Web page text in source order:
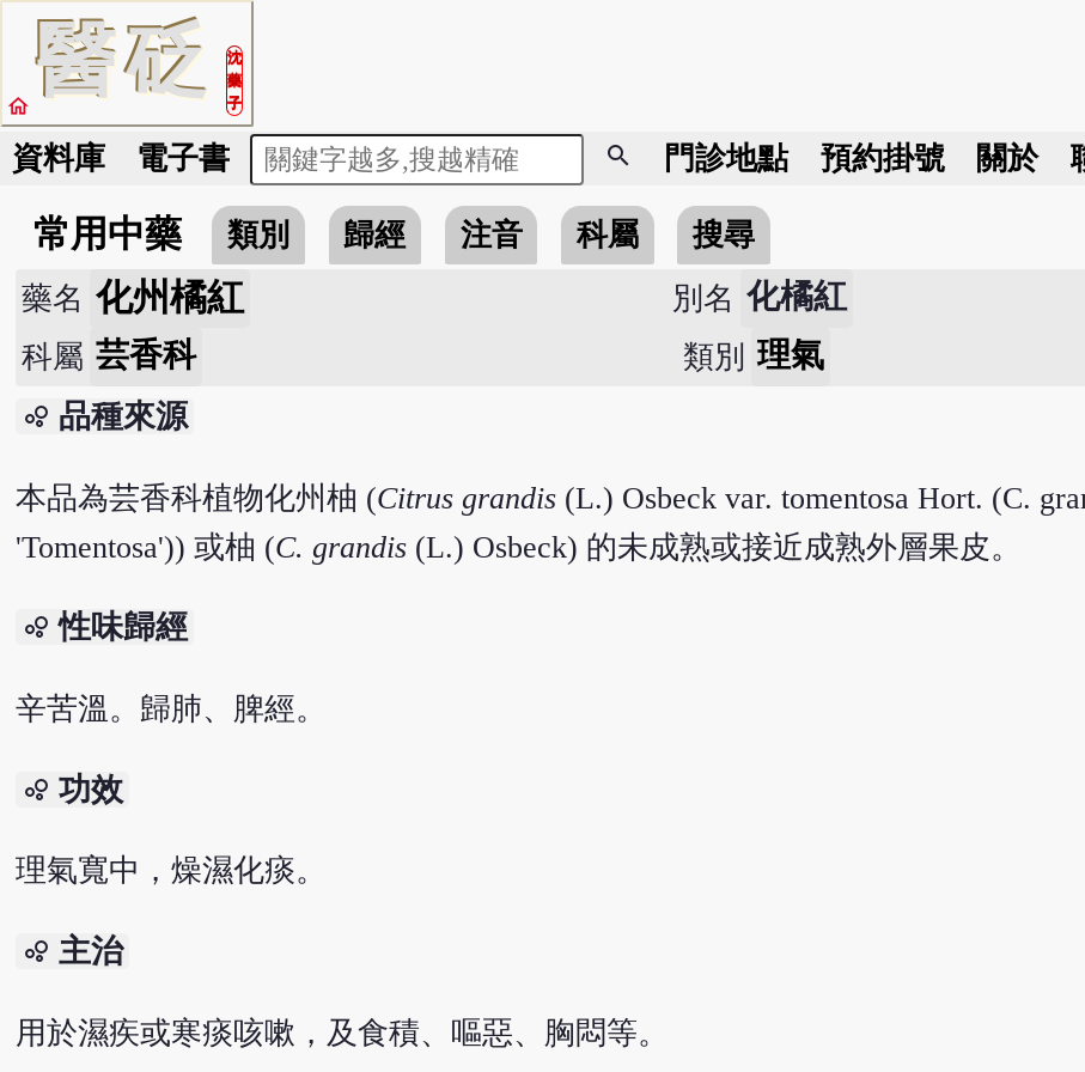
醫砭
沈
藥
子
home
資料庫 電子書 search 門診地點 預約掛號 關於
常用中藥 類別 歸經 注音 科屬 搜尋
藥名 化州橘紅 別名 化橘紅
科屬 芸香科 類別 理氣
bubble_chart 品種來源
本品為芸香科植物化州柚 (Citrus grandis(L.) Osbeck var. tomentosa Hort. (C.
'Tomentosa')) 或柚 (C. grandis(L.) Osbeck) 的未成熟或接近成熟外層果皮。
bubble_chart 性味歸經
辛苦溫。歸肺、脾經。
bubble_chart 功效
理氣寬中，燥濕化痰。
bubble_chart 主治
用於濕疾或寒痰咳嗽，及食積、嘔惡、胸悶等。